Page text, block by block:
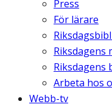
Press
För lärare
Riksdagens
Riksdagens
Arbeta hos
Webb-tv